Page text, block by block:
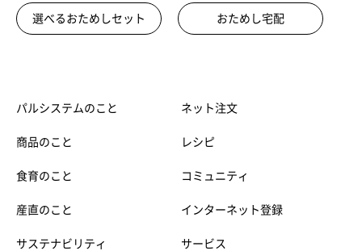
選べるおためしセット おためし宅配
パルシステムのこと
商品のこと
食育のこと
産直のこと
サステナビリティ
ネット注文
レシピ
コミュニティ
インターネット登録
サービス